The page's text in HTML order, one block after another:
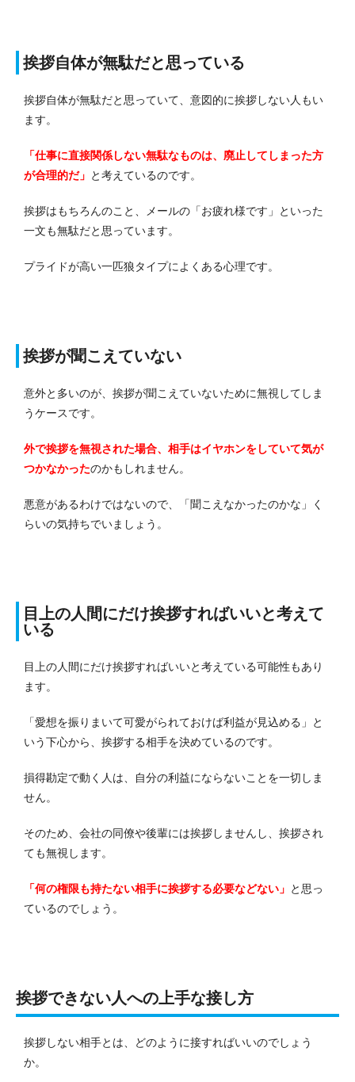
挨拶自体が無駄だと思っている
挨拶自体が無駄だと思っていて、意図的に挨拶しない人もい
ます。
「仕事に直接関係しない無駄なものは、廃止してしまった方
が合理的だ」 と考えているのです。
挨拶はもちろんのこと、メールの「お疲れ様です」といった
一文も無駄だと思っています。
プライドが高い一匹狼タイプによくある心理です。
挨拶が聞こえていない
意外と多いのが、挨拶が聞こえていないために無視してしま
うケースです。
外で挨拶を無視された場合、相手はイヤホンをしていて気が
つかなかったのかもしれません。
悪意があるわけではないので、「聞こえなかったのかな」く
らいの気持ちでいましょう。
目上の人間にだけ挨拶すればいいと考えて
いる
目上の人間にだけ挨拶すればいいと考えている可能性もあり
ます。
「愛想を振りまいて可愛がられておけば利益が見込める」と
いう下心から、挨拶する相手を決めているのです。
損得勘定で動く人は、自分の利益にならないことを一切しま
せん。
そのため、会社の同僚や後輩には挨拶しませんし、挨拶され
ても無視します。
「何の権限も持たない相手に挨拶する必要などない」 と思っ
ているのでしょう。
挨拶できない人への上手な接し方
挨拶しない相手とは、どのように接すればいいのでしょう
か。